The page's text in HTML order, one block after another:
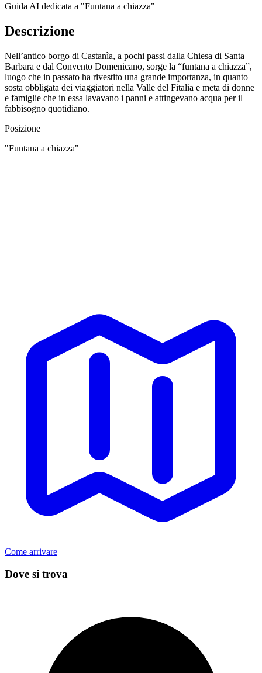
Guida AI dedicata a "Funtana a chiazza"
Descrizione
Nell’antico borgo di Castanìa, a pochi passi dalla Chiesa di Santa
Barbara e dal Convento Domenicano, sorge la “funtana a chiazza”,
luogo che in passato ha rivestito una grande importanza, in quanto
sosta obbligata dei viaggiatori nella Valle del Fitalia e meta di donne
e famiglie che in essa lavavano i panni e attingevano acqua per il
fabbisogno quotidiano.
Posizione
"Funtana a chiazza"
Come arrivare
Dove si trova